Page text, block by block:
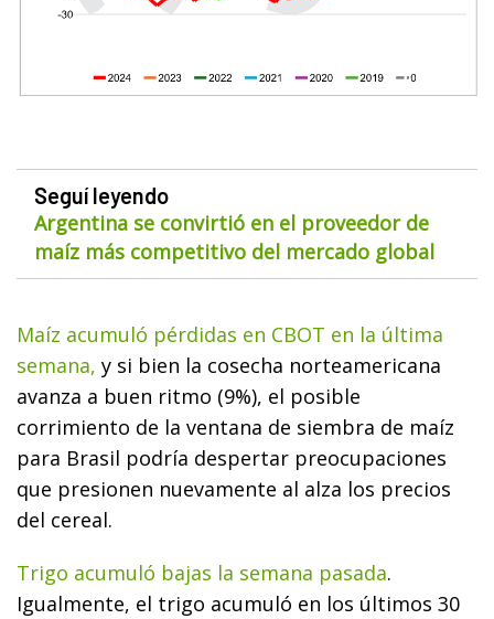
Seguí leyendo
Argentina se convirtió en el proveedor de
maíz más competitivo del mercado global
Maíz acumuló pérdidas en CBOT en la última
semana, y si bien la cosecha norteamericana
avanza a buen ritmo (9%), el posible
corrimiento de la ventana de siembra de maíz
para Brasil podría despertar preocupaciones
que presionen nuevamente al alza los precios
del cereal.
Trigo acumuló bajas la semana pasada.
Igualmente, el trigo acumuló en los últimos 30